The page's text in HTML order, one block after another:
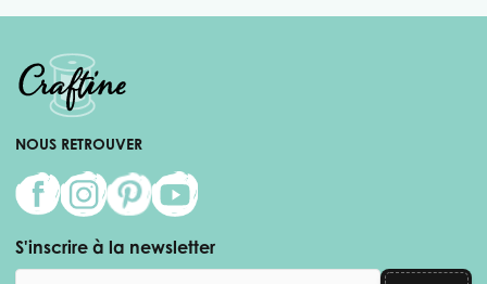
NOUS RETROUVER
S'inscrire à la newsletter